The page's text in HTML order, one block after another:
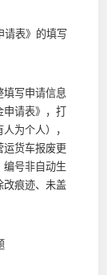
表》的填写
写申请信息
申请表》，打
为个人），
运货车报废更
编号非自动生
改痕迹、未盖